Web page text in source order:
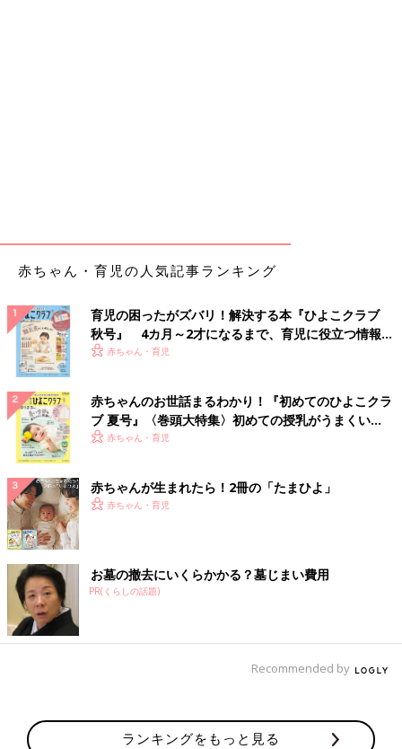
赤ちゃん・育児の人気記事ランキング
育児の困ったがズバリ！解決する本『ひよこクラブ
秋号』 4カ月～2才になるまで、育児に役立つ情報が
いっぱい！
赤ちゃん・育児
赤ちゃんのお世話まるわかり！『初めてのひよこクラ
ブ 夏号』〈巻頭大特集〉初めての授乳がうまくい
く！ おっぱい・ミルクの基本と夏のトラブル 解決テ
赤ちゃん・育児
赤ちゃんが生まれたら！2冊の「たまひよ」
赤ちゃん・育児
お墓の撤去にいくらかかる？墓じまい費用
PR(くらしの話題)
Recommended by
ランキングをもっと見る